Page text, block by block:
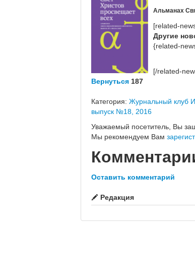
Альманах
[related-
Другие
{related-
[/related-
Вернуться 187
Категория: Журнальный клуб
выпуск №18, 2016
Уважаемый посетитель, Вы
Мы рекомендуем Вам
Оставить комментарий
Редакция